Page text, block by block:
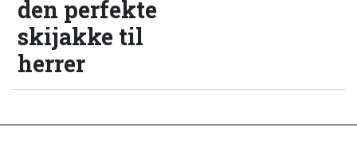
den perfekte
skijakke til
herrer